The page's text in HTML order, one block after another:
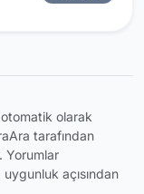
otomatik olarak
tarafından
Yorumlar
açısından